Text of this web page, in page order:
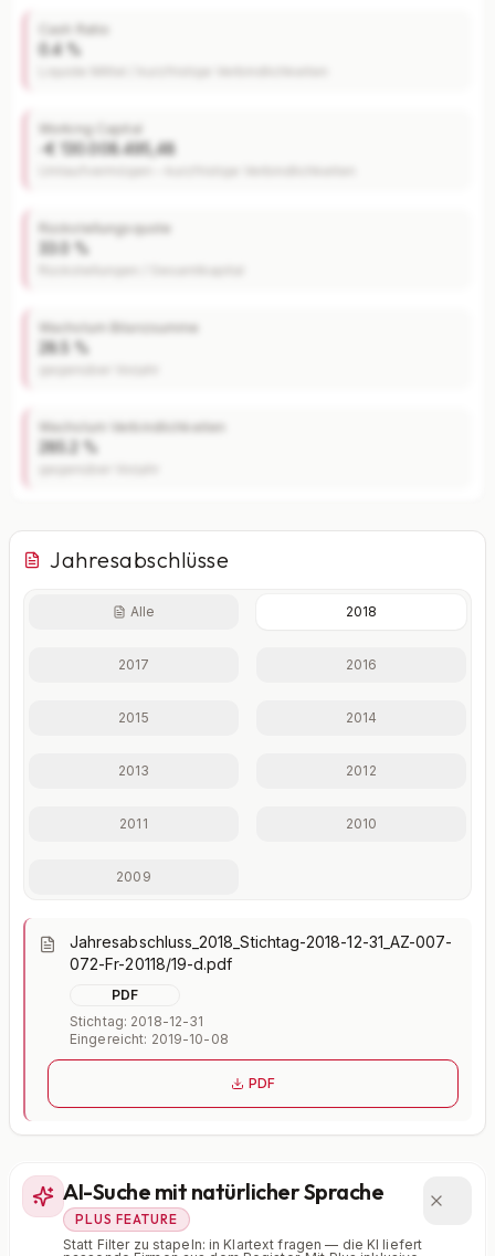
Cash Ratio
0.4 %
Working Capital
-€ 130.008.495,48
Rückstellungsquote
33.0 %
Wachstum Bilanzsumme
28.5 %
Wachstum Verbindlichkeiten
285.2 %
Jahresabschlüsse
Alle 2018
2017 2016
2015 2014
2013 2012
2011 2010
2009
Jahresabschluss_2018_Stichtag-2018-12-31_AZ-007-
072-Fr-20118/19-d.pdf
PDF
Stichtag: 2018-12-31
Eingereicht: 2019-10-08
PDF
AI-Suche mit natürlicher Sprache
PLUS FEATURE
Statt Filter zu stapeln: in Klartext fragen — die KI liefert